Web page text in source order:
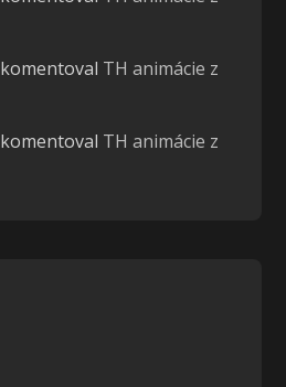
komentoval TH animácie z
komentoval TH animácie z